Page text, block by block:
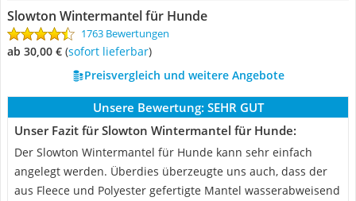
Slowton Wintermantel für Hunde
1763 Bewertungen
ab 30,00 € ( Sofort lieferbar)
Preisvergleich und weitere Angebote
Unsere Bewertung: SEHR GUT
Unser Fazit für Slowton Wintermantel für Hunde:
Der Slowton Wintermantel für Hunde kann sehr einfach
angelegt werden. Überdies überzeugte uns auch, dass der
aus Fleece und Polyester gefertigte Mantel wasserabweisend